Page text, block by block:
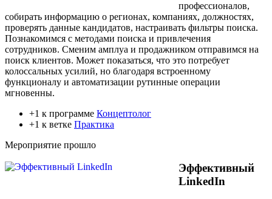
профессионалов,
собирать информацию о регионах, компаниях, должностях,
проверять данные кандидатов, настраивать фильтры поиска.
Познакомимся с методами поиска и привлечения
сотрудников. Сменим амплуа и продажником отправимся на
поиск клиентов. Может показаться, что это потребует
колоссальных усилий, но благодаря встроенному
функционалу и автоматизации рутинные операции
мгновенны.
+1 к программе Концептолог
+1 к ветке Практика
Мероприятие прошло
Эффективный
LinkedIn